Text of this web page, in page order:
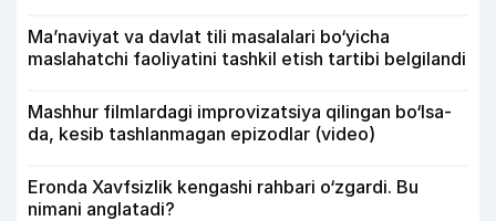
Ma’naviyat va davlat tili masalalari bo‘yicha
maslahatchi faoliyatini tashkil etish tartibi belgilandi
Mashhur filmlardagi improvizatsiya qilingan bo‘lsa-
da, kesib tashlanmagan epizodlar (video)
Eronda Xavfsizlik kengashi rahbari o‘zgardi. Bu
nimani anglatadi?